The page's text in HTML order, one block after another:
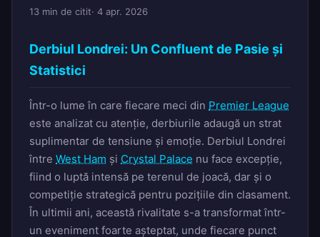
13 min de citit· 4 apr. 2026
Derbiul Londrei: Un Confluent de Pasie și
Statistici
Într-o lume în care fiecare meci din Premier League
este analizat cu atenție, derbiurile adaugă un strat
suplimentar de tensiune și emoție. Derbiul Londrei
între West Ham și Crystal Palace nu face excepție,
fiind o luptă intensă pe terenul de joacă, dar și o
competiție strategică pentru pozițiile din clasament.
În ultimii ani, această rivalitate s-a transformat într-
un eveniment foarte așteptat, unde fiecare punct